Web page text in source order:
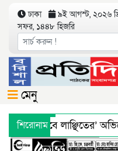
ঢাকা
৯ই আগস্ট, ২০২৬
সফর, ১৪৪৮ হিজরি
মেনু
শিরোনাম
লাঞ্ছিতের’
মহাপরিচালকের